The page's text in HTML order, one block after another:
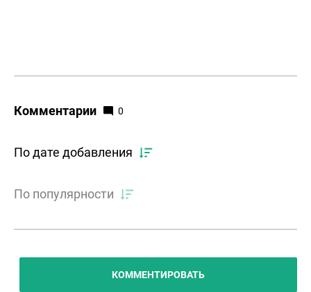
Комментарии 0
По дате добавления
По популярности
КОММЕНТИРОВАТЬ